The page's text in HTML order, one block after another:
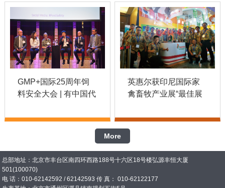
GMP+国际25周年饲
料安全大会 | 有中国代
事关以我们为代表的
英惠尔获印尼国际家
禽畜牧产业展“最佳展
LIVESTOCK 2019
More
总部地址：北京市丰台区南四环西路188号十六区18号楼弘源丰恒大厦
501(100070)
电 话：010-62142592 / 62142593 传 真： 010-62122177